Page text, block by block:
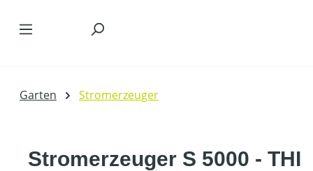
Garten Stromerzeuger
Stromerzeuger S 5000 - THI